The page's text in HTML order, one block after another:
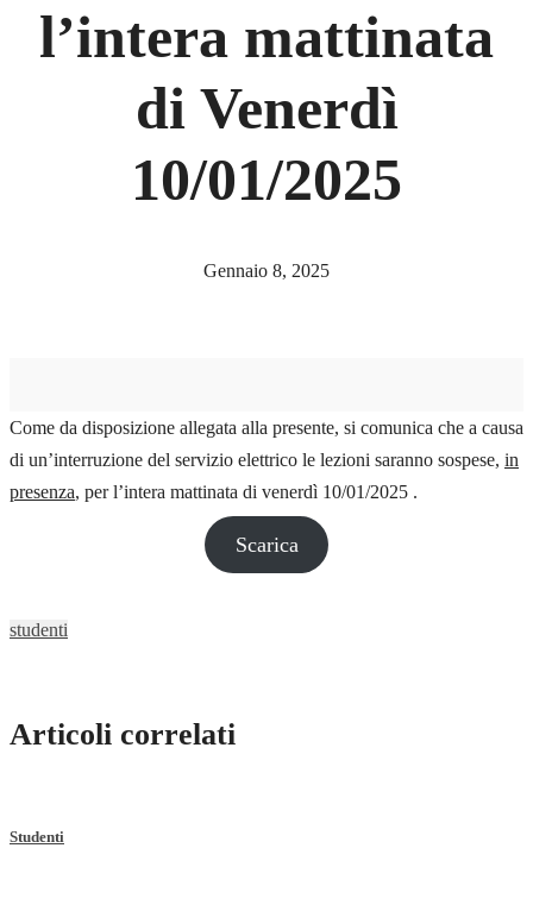
l’intera mattinata
di Venerdì
10/01/2025
Gennaio 8, 2025
Come da disposizione allegata alla presente, si comunica che a causa
di un’interruzione del servizio elettrico le lezioni saranno sospese, in
presenza, per l’intera mattinata di venerdì 10/01/2025 .
Scarica
studenti
Articoli correlati
Studenti